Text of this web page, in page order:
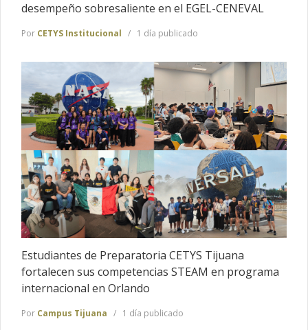
desempeño sobresaliente en el EGEL-CENEVAL
Por CETYS Institucional 1 día publicado
Estudiantes de Preparatoria CETYS Tijuana
fortalecen sus competencias STEAM en programa
internacional en Orlando
Por Campus Tijuana 1 día publicado